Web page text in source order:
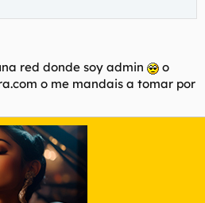
red donde soy admin
o
o me mandais a tomar por